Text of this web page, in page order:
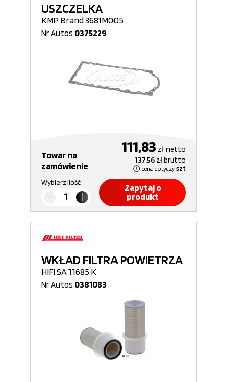
USZCZELKA
KMP Brand 3681M005
Nr Autos 0375229
Towar na
zamówienie
111,83 złnetto
137,56 złbrutto
cena dotyczy szt
Wybierz ilość
Zapytaj o
produkt
WKŁAD FILTRA POWIETRZA
HIFI SA 11685 K
Nr Autos 0381083